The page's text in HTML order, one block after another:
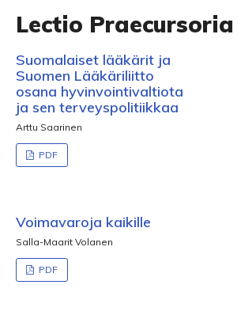
Lectio Praecursoria
Suomalaiset lääkärit ja
Suomen Lääkäriliitto
osana hyvinvointivaltiota
ja sen terveyspolitiikkaa
Arttu Saarinen
PDF
Voimavaroja kaikille
Salla-Maarit Volanen
PDF